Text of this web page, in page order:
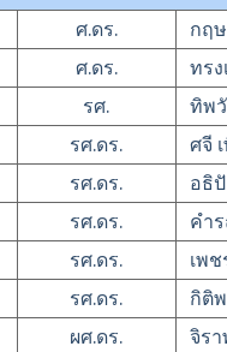
ศ.ดร.
กฤ
ศ.ดร.
ทรง
รศ.
ทิพ
รศ.ดร.
ศจี
รศ.ดร.
อธิ
รศ.ดร.
คำ
รศ.ดร.
เพ
รศ.ดร.
กิติ
ผศ.ดร.
จิร